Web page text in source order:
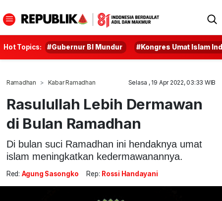
Hot Topics: #Gubernur BI Mundur #Kongres Umat Islam
Ramadhan Kabar Ramadhan Selasa , 19 Apr 2022, 03:33 WIB
Rasulullah Lebih Dermawan
di Bulan Ramadhan
Di bulan suci Ramadhan ini hendaknya umat
islam meningkatkan kedermawanannya.
Red: Agung Sasongko Rep: Rossi Handayani